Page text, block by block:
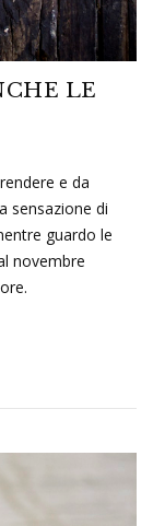
LE
e da
sensazione di
guardo le
novembre